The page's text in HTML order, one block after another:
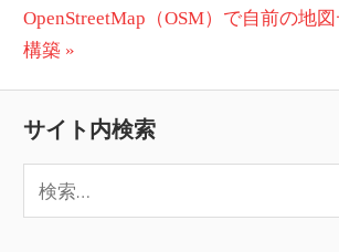
ナ
ビ
ゲ
ー
シ
ョ
稿:
の
投
OpenStreetMap（OSM）で自前の地
構築
サイト内検索